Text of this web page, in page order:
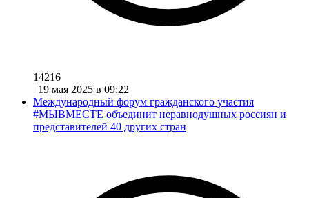
14216
| 19 мая 2025 в 09:22
Международный форум гражданского участия
#МЫВМЕСТЕ объединит неравнодушных россиян и
представителей 40 других стран